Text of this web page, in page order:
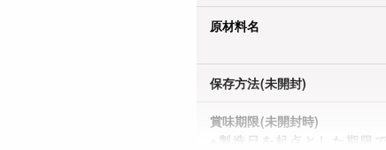
原材料名
保存方法(未開封)
賞味期限(未開封時)
※製造日を起点とした期限で